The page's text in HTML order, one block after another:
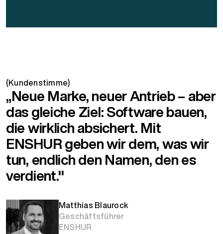
(Kundenstimme)
„Neue Marke, neuer Antrieb – aber
das gleiche Ziel: Software bauen,
die wirklich absichert. Mit
ENSHUR geben wir dem, was wir
tun, endlich den Namen, den es
verdient."
Matthias Blaurock
Geschäftsführer
ENSHUR